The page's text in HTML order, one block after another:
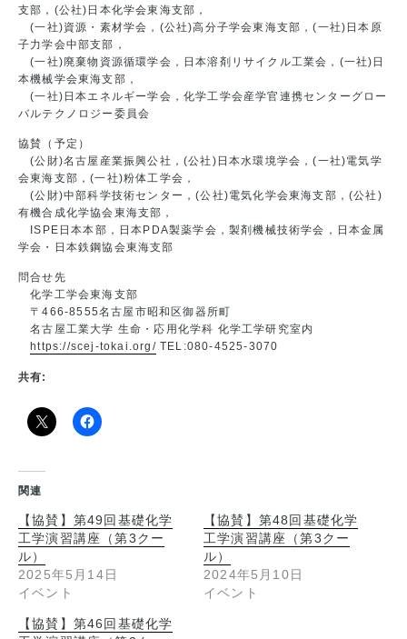
支部，(公社)日本化学会東海支部，
(一社)資源・素材学会，(公社)高分子学会東海支部，(一社)日本原
子力学会中部支部，
(一社)廃棄物資源循環学会，日本溶剤リサイクル工業会，(一社)日
本機械学会東海支部，
(一社)日本エネルギー学会，化学工学会産学官連携センターグロー
バルテクノロジー委員会
協賛（予定）
(公財)名古屋産業振興公社，(公社)日本水環境学会，(一社)電気学
会東海支部，(一社)粉体工学会，
(公財)中部科学技術センター，(公社)電気化学会東海支部，(公社)
有機合成化学協会東海支部，
ISPE日本本部，日本PDA製薬学会，製剤機械技術学会，日本金属
学会・日本鉄鋼協会東海支部
問合せ先
化学工学会東海支部
〒466-8555名古屋市昭和区御器所町
名古屋工業大学 生命・応用化学科 化学工学研究室内
https://scej-tokai.org/TEL:080-4525-3070
共有:
関連
【協賛】第49回基礎化学
工学演習講座（第3クー
ル）
2025年5月14日
イベント
【協賛】第48回基礎化学
工学演習講座（第3クー
ル）
2024年5月10日
イベント
【協賛】第46回基礎化学